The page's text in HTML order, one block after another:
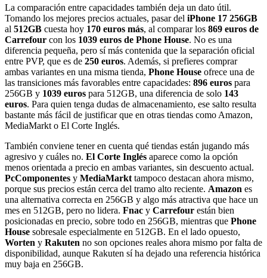
La comparación entre capacidades también deja un dato útil.
Tomando los mejores precios actuales, pasar del iPhone 17 256GB
al 512GB cuesta hoy 170 euros más, al comparar los 869 euros de
Carrefour con los 1039 euros de Phone House. No es una
diferencia pequeña, pero sí más contenida que la separación oficial
entre PVP, que es de 250 euros. Además, si prefieres comprar
ambas variantes en una misma tienda, Phone House ofrece una de
las transiciones más favorables entre capacidades: 896 euros para
256GB y 1039 euros para 512GB, una diferencia de solo 143
euros. Para quien tenga dudas de almacenamiento, ese salto resulta
bastante más fácil de justificar que en otras tiendas como Amazon,
MediaMarkt o El Corte Inglés.
También conviene tener en cuenta qué tiendas están jugando más
agresivo y cuáles no. El Corte Inglés aparece como la opción
menos orientada a precio en ambas variantes, sin descuento actual.
PcComponentes y MediaMarkt tampoco destacan ahora mismo,
porque sus precios están cerca del tramo alto reciente. Amazon es
una alternativa correcta en 256GB y algo más atractiva que hace un
mes en 512GB, pero no lidera. Fnac y Carrefour están bien
posicionadas en precio, sobre todo en 256GB, mientras que Phone
House sobresale especialmente en 512GB. En el lado opuesto,
Worten y Rakuten no son opciones reales ahora mismo por falta de
disponibilidad, aunque Rakuten sí ha dejado una referencia histórica
muy baja en 256GB.